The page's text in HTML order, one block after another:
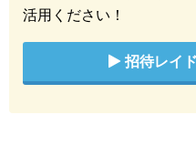
活用ください！
招待レイ